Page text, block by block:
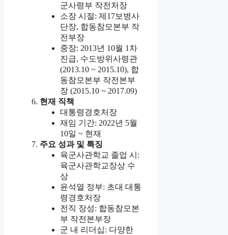
군사령부 작전처장
소장 시절: 제17보병사
단장, 합동참모본부 작
전부장
중장: 2013년 10월 1차
진급, 수도방위사령관
(2013.10 ~ 2015.10), 합
동참모본부 작전본부
장 (2015.10 ~ 2017.09)
현재 직책
대통령경호처장
재임 기간: 2022년 5월
10일 ~ 현재
주요 성과 및 특징
육군사관학교 졸업 시:
육군사관학교장상 수
상
윤석열 정부: 초대 대통
령경호처장
전직 장성: 합동참모본
부 작전본부장
군 내 리더십: 다양한